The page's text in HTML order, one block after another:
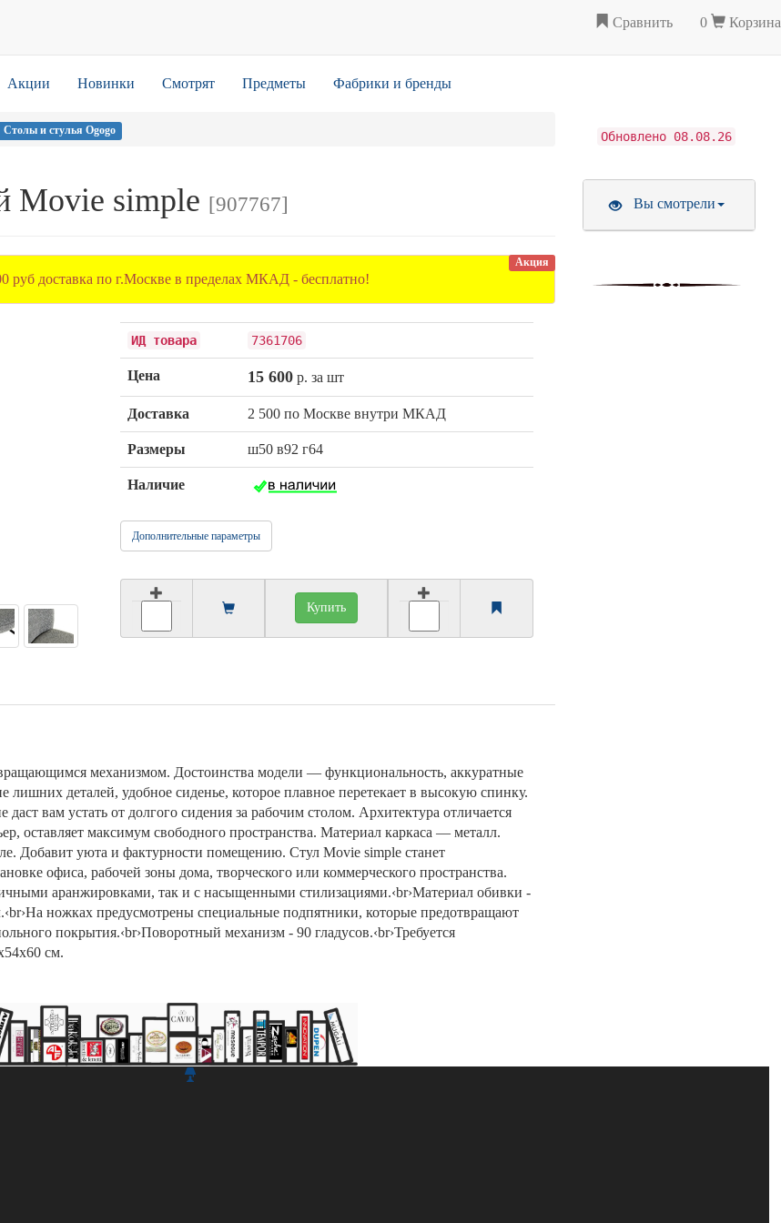
Сравнить 0 Корзина
Акции Новинки Смотрят Предметы Фабрики и бренды
Столы и стулья Ogogo
Movie simple [907767]
Акция
руб доставка по г.Москве в пределах МКАД - бесплатно!
ИД товара 7361706
Цена 15 600р. за шт
Доставка 2 500 по Москве внутри МКАД
Размеры ш50 в92 г64
Наличие
Дополнительные параметры
Купить
механизмом. Достоинства модели — функциональность, аккуратные
лишних деталей, удобное сиденье, которое плавное перетекает в высокую спинку.
вам устать от долгого сидения за рабочим столом. Архитектура отличается
оставляет максимум свободного пространства. Материал каркаса — металл.
Добавит уюта и фактурности помещению. Стул Movie simple станет
офиса, рабочей зоны дома, творческого или коммерческого пространства.
аранжировками, так и с насыщенными стилизациями.‹br›Материал обивки -
ножках предусмотрены специальные подпятники, которые предотвращают
покрытия.‹br›Поворотный механизм - 90 гладусов.‹br›Требуется
см.
Обновлено 08.08.26
Вы смотрели